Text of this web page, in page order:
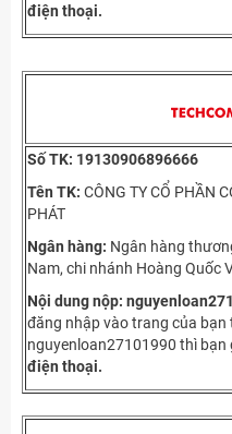
điện thoại.
Số TK: 19130906896666
Tên TK: CÔNG TY CỔ PHẦN
PHÁT
Ngân hàng: Ngân hàng
Nam, chi nhánh Hoàng Quốc
Nội dung nộp:
đăng nhập vào trang của bạn
nguyenloan27101990 thì bạn
điện thoại.